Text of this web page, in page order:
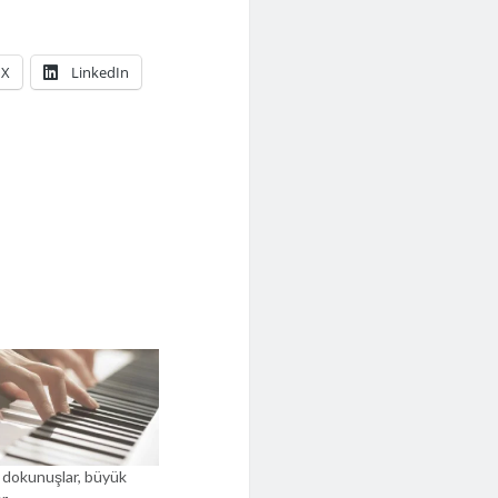
X LinkedIn
büyük